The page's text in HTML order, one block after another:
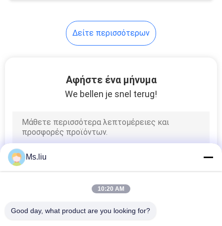
Δείτε περισσότερων
Αφήστε ένα μήνυμα
We bellen je snel terug!
Ms.liu
10:20 AM
Good day, what product are you looking for?